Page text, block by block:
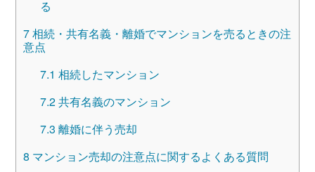
る
7相続・共有名義・離婚でマンションを売るときの注
意点
7.1 相続したマンション
7.2共有名義のマンション
7.3 離婚に伴う売却
8 マンション売却の注意点に関するよくある質問